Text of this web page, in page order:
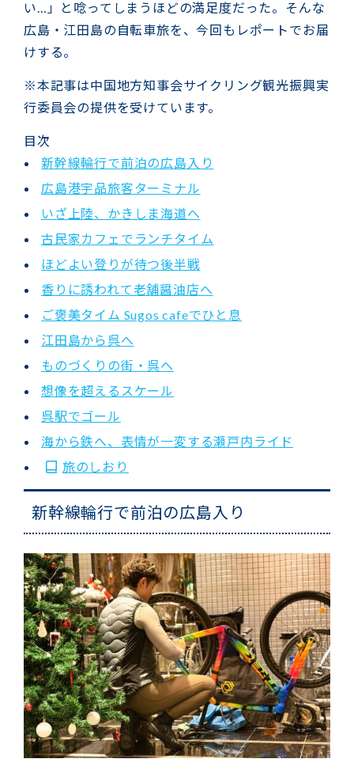
い…」と唸ってしまうほどの満足度だった。そんな
広島・江田島の自転車旅を、今回もレポートでお届
けする。
※本記事は中国地方知事会サイクリング観光振興実
行委員会の提供を受けています。
目次
新幹線輪行で前泊の広島入り
広島港宇品旅客ターミナル
いざ上陸、かきしま海道へ
古民家カフェでランチタイム
ほどよい登りが待つ後半戦
香りに誘われて老舗醤油店へ
ご褒美タイム Sugos cafeでひと息
江田島から呉へ
ものづくりの街・呉へ
想像を超えるスケール
呉駅でゴール
海から鉄へ、表情が一変する瀬戸内ライド
旅のしおり
新幹線輪行で前泊の広島入り